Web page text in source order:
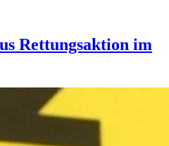
Rettungsaktion im